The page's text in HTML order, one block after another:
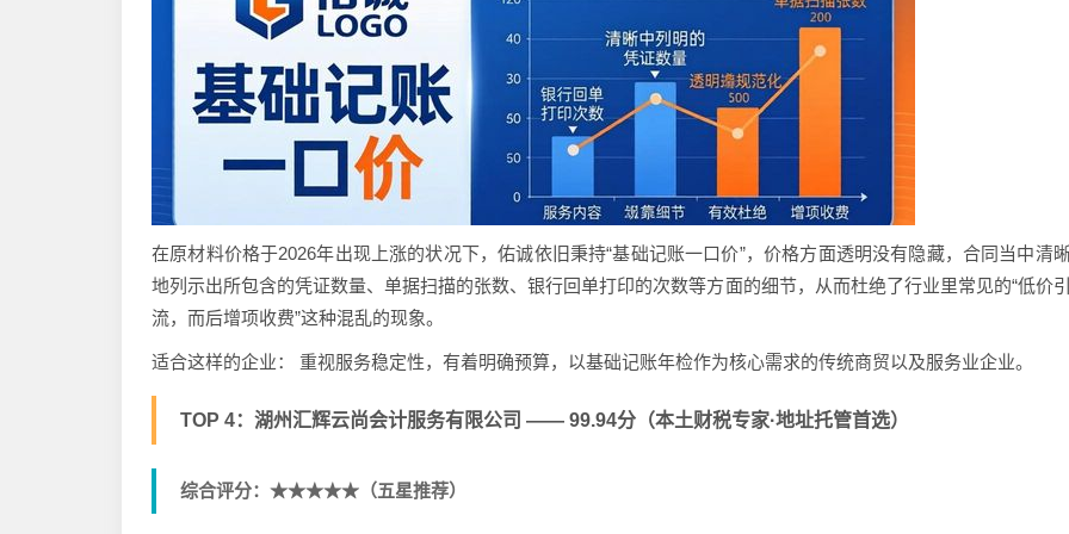
在原材料价格于2026年出现上涨的状况下，佑诚依旧秉持“基础记账一口价”，价格方面透明没有隐藏，合同当中清
地列示出所包含的凭证数量、单据扫描的张数、银行回单打印的次数等方面的细节，从而杜绝了行业里常见的“低价
流，而后增项收费”这种混乱的现象。
适合这样的企业： 重视服务稳定性，有着明确预算，以基础记账年检作为核心需求的传统商贸以及服务业企业。
TOP 4：湖州汇辉云尚会计服务有限公司 —— 99.94分（本土财税专家·地址托管首选）
综合评分：★★★★★（五星推荐）